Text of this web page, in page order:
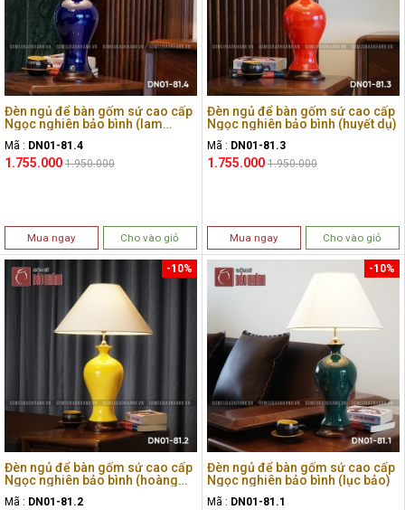
Đèn ngủ để bàn gốm sứ cao cấp
Ngọc nghiên bảo bình (lam
Mã : DN01-81.4
1.755.000 1.950.000
Mua ngay Cho vào giỏ
Đèn ngủ để bàn gốm sứ cao cấp
Ngọc nghiên bảo bình (huyết dụ)
Mã : DN01-81.3
1.755.000 1.950.000
Mua ngay Cho vào giỏ
Đèn ngủ để bàn gốm sứ cao cấp
Ngọc nghiên bảo bình (hoàng
Mã : DN01-81.2
-10%
Đèn ngủ để bàn gốm sứ cao cấp
Ngọc nghiên bảo bình (lục bảo)
Mã : DN01-81.1
-10%